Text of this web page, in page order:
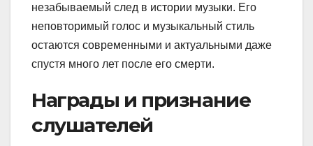
незабываемый след в истории музыки. Его
неповторимый голос и музыкальный стиль
остаются современными и актуальными даже
спустя много лет после его смерти.
Награды и признание
слушателей